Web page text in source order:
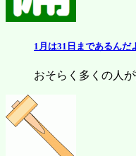
1月は31日まであるんだ
おそらく多くの人